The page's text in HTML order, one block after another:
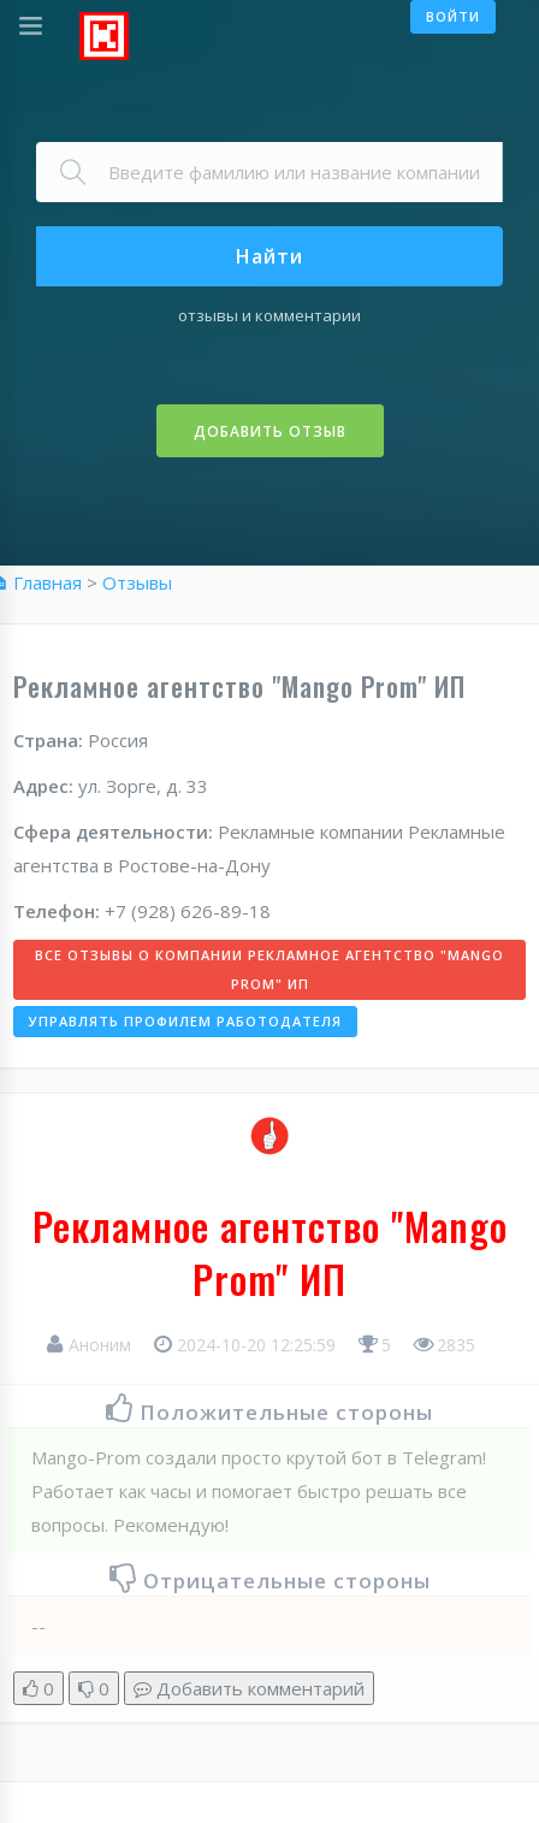
ВОЙТИ
Найти
отзывы и комментарии
ДОБАВИТЬ ОТЗЫВ
Главная > Отзывы
Рекламное агентство "Mango Prom" ИП
Страна: Россия
Адрес: ул. Зорге, д. 33
Сфера деятельности: Рекламные компании Рекламные
агентства в Ростове-на-Дону
Телефон: +7 (928) 626-89-18
ВСЕ ОТЗЫВЫ О КОМПАНИИ РЕКЛАМНОЕ АГЕНТСТВО "MANGO
PROM" ИП
УПРАВЛЯТЬ ПРОФИЛЕМ РАБОТОДАТЕЛЯ
Рекламное агентство "Mango
Prom" ИП
Аноним 2024-10-20 12:25:59 5 2835
Положительные стороны
Mango-Prom создали просто крутой бот в Telegram!
Работает как часы и помогает быстро решать все
вопросы. Рекомендую!
Отрицательные стороны
--
0 0 Добавить комментарий